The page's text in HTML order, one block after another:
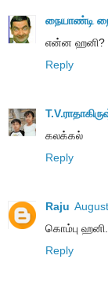
நையாண்டி
என்ன ஹனி?
Reply
கலக்கல்
Reply
Raju
கொம்பு
Reply